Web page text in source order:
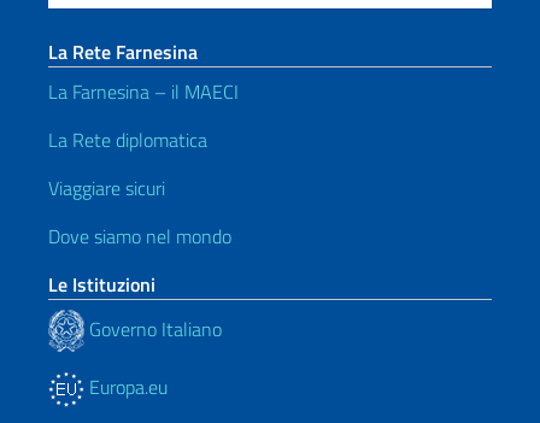
La Rete Farnesina
La Farnesina – il MAECI
La Rete diplomatica
Viaggiare sicuri
Dove siamo nel mondo
Le Istituzioni
Governo Italiano
Europa.eu